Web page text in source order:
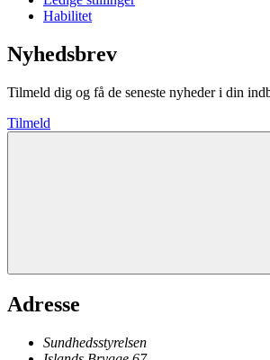
Habilitet
Nyhedsbrev
Tilmeld dig og få de seneste nyheder i din
Tilmeld
Adresse
Sundhedsstyrelsen